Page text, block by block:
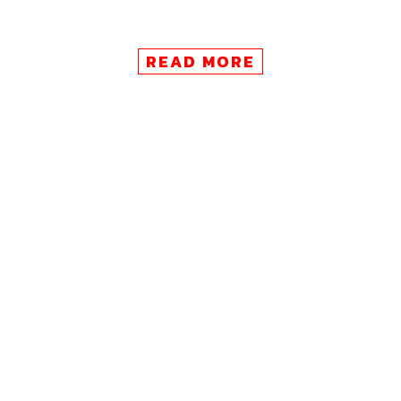
กล่าวว่า รัฐบาลไทยกำลังมุ่งเน้นการลงทุนไปที่อุตสาหกรรม
พลังงาน อุตสาหกรรมใหม่ และสินค้าที่เป็นนวัตกรรมร่วมกับ
READ MORE